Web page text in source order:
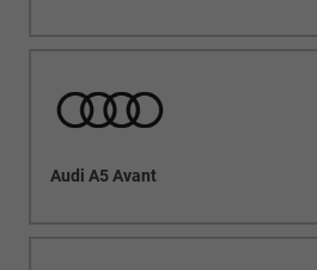
Audi A5 Avant